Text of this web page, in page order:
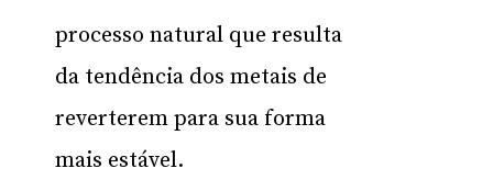
processo natural que resulta
da tendência dos metais de
reverterem para sua forma
mais estável.